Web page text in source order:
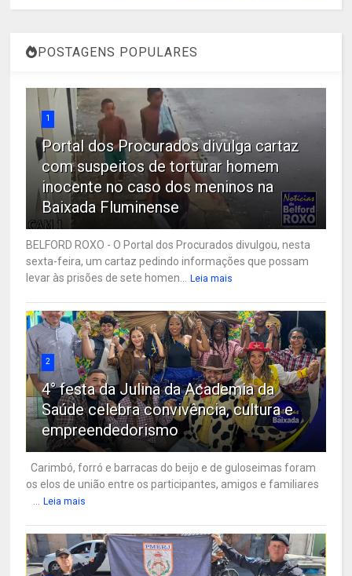
POSTAGENS POPULARES
1
Portal dos Procurados divulga cartaz
com suspeitos de torturar homem
inocente no caso dos meninos na
Baixada Fluminense
BELFORD ROXO - O Portal dos Procurados divulgou, nesta
sexta-feira, um cartaz pedindo informações que possam
levar às prisões de sete homen...
Leia mais
2
4° festa da Julina da Academia da
Saúde celebra convivência, cultura e
empreendedorismo
Carimbó, forró e barracas do beijo e de guloseimas foram
os elos de união entre os participantes, amigos e familiares
Leia mais